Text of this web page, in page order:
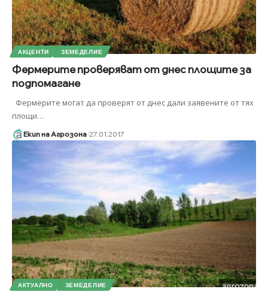
АКЦЕНТИ ЗЕМЕДЕЛИЕ
Фермерите проверяват от днес площите за
подпомагане
Фермерите могат да проверят от днес дали заявените от тях
площи…
Екип на Агрозона 27.01.2017
АКТУАЛНО ЗЕМЕДЕЛИЕ